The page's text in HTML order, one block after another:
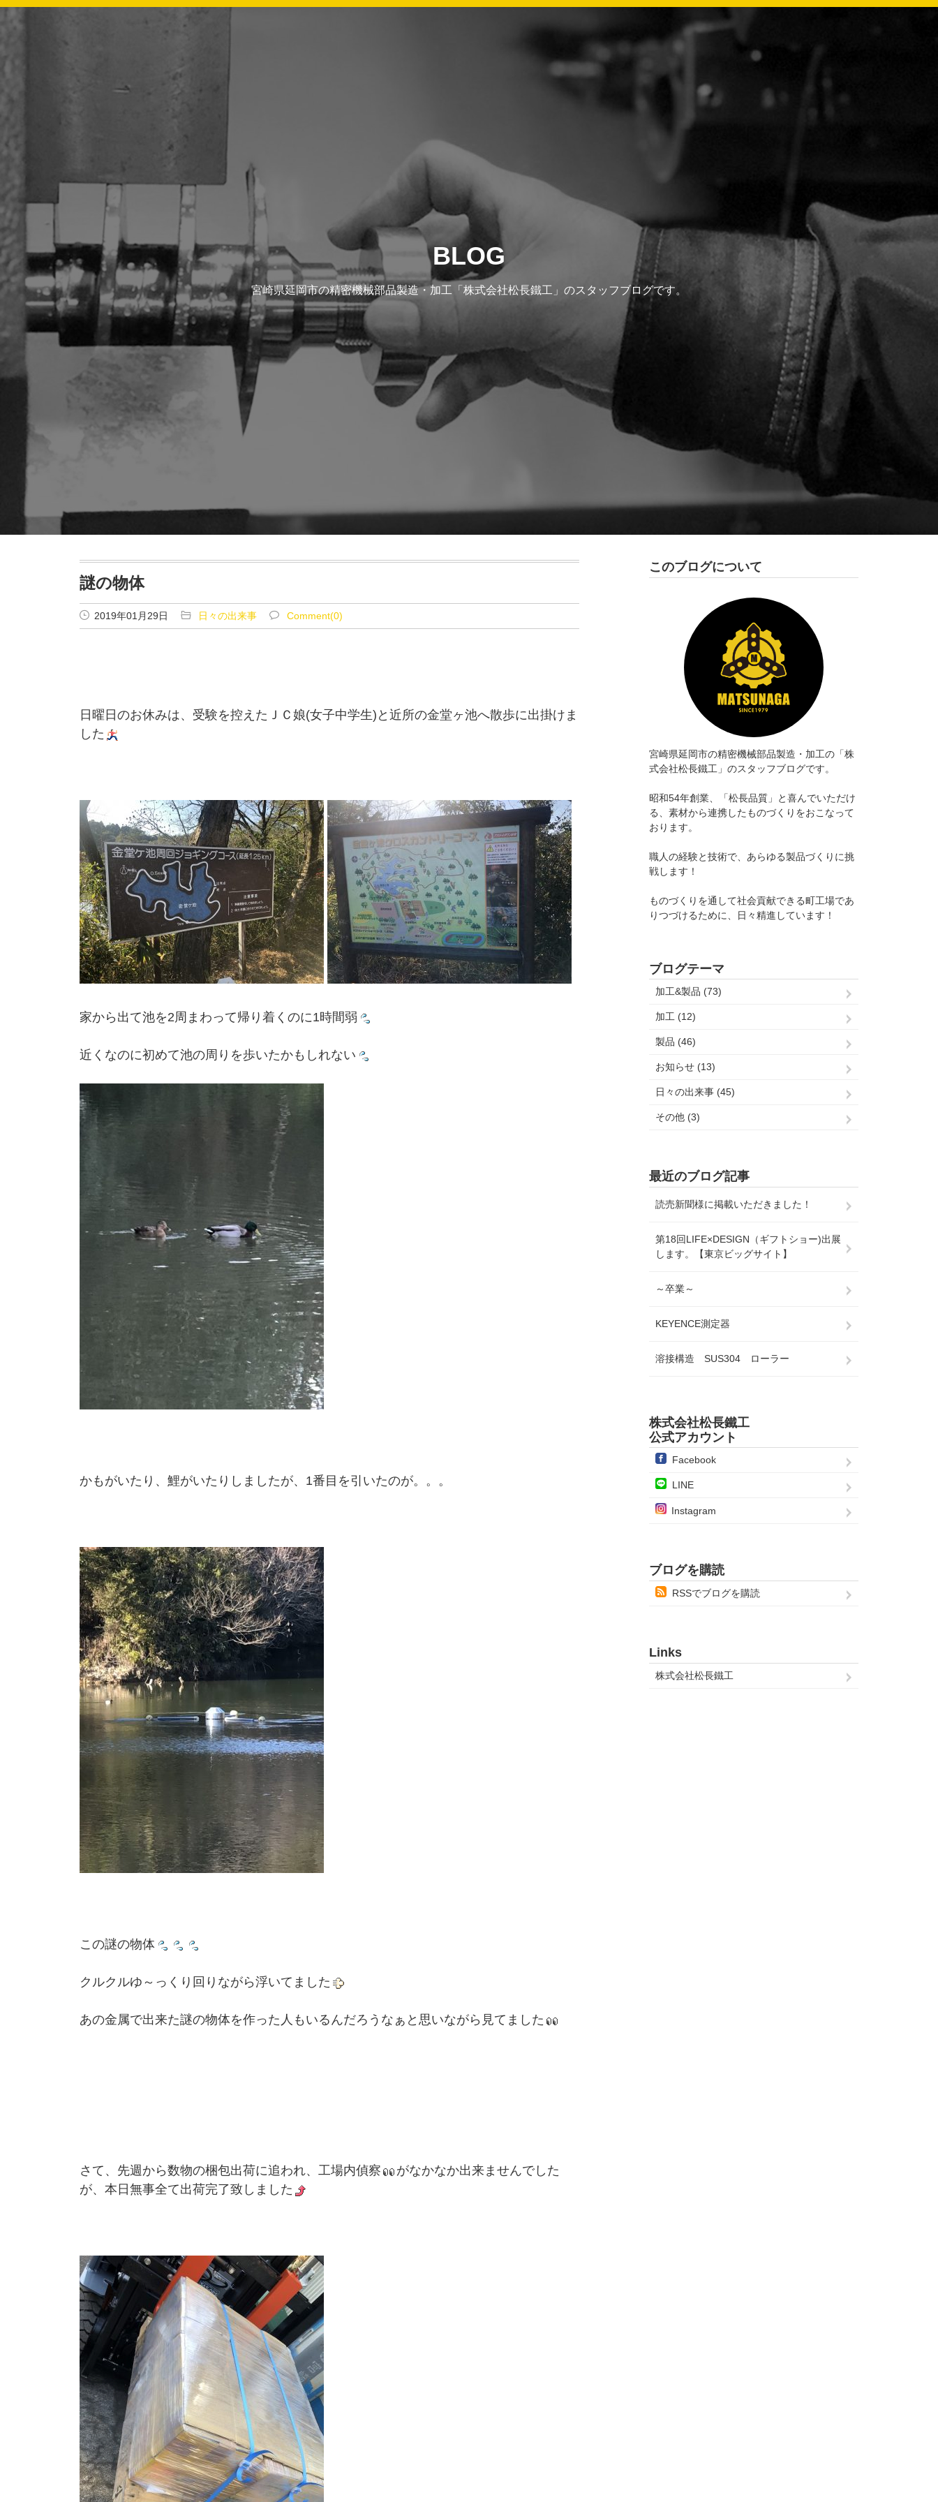
BLOG
宮崎県延岡市の精密機械部品製造・加工「株式会社松長鐵工」のスタッフブログです。
謎の物体
2019年01月29日 日々の出来事 Comment(0)
日曜日のお休みは、受験を控えたＪＣ娘(女子中学生)と近所の金堂ヶ池へ散歩に出掛けま
した
家から出て池を2周まわって帰り着くのに1時間弱
近くなのに初めて池の周りを歩いたかもしれない
かもがいたり、鯉がいたりしましたが、1番目を引いたのが。。。
この謎の物体
クルクルゆ～っくり回りながら浮いてました
あの金属で出来た謎の物体を作った人もいるんだろうなぁと思いながら見てました
さて、先週から数物の梱包出荷に追われ、工場内偵察
がなかなか出来ませんでした
が、本日無事全て出荷完了致しました
このブログについて
宮崎県延岡市の精密機械部品製造・加工の「株
式会社松長鐵工」のスタッフブログです。
昭和54年創業、「松長品質」と喜んでいただけ
る、素材から連携したものづくりをおこなって
おります。
職人の経験と技術で、あらゆる製品づくりに挑
戦します！
ものづくりを通して社会貢献できる町工場であ
りつづけるために、日々精進しています！
ブログテーマ
加工&製品 (73)
加工 (12)
製品 (46)
お知らせ (13)
日々の出来事 (45)
その他 (3)
最近のブログ記事
読売新聞様に掲載いただきました！
第18回LIFE×DESIGN（ギフトショー)出展
します。【東京ビッグサイト】
～卒業～
KEYENCE測定器
溶接構造 SUS304 ローラー
株式会社松長鐵工
公式アカウント
Facebook
LINE
Instagram
ブログを購読
RSSでブログを購読
Links
株式会社松長鐵工